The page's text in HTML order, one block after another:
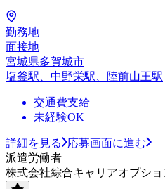
勤務地
面接地
宮城県多賀城市
塩釜駅、中野栄駅、陸前山王駅
交通費支給
未経験OK
詳細を見る
応募画面に進む
派遣労働者
株式会社綜合キャリアオプシ